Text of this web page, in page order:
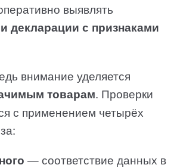
выявлять
декларации с признаками
внимание уделяется
товарам. Проверки
с применением четырёх
— соответствие данных в